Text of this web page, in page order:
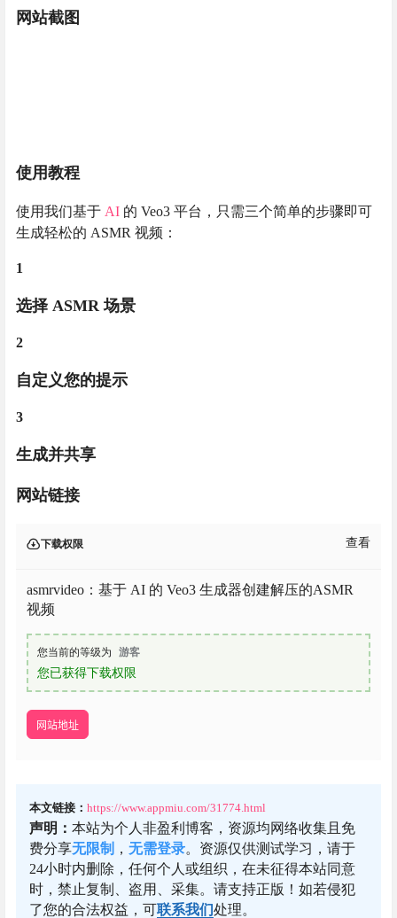
网站截图
使用教程
使用我们基于 AI 的 Veo3 平台，只需三个简单的步骤即可
生成轻松的 ASMR 视频：
1
选择 ASMR 场景
2
自定义您的提示
3
生成并共享
网站链接
下载权限 查看
asmrvideo：基于 AI 的 Veo3 生成器创建解压的ASMR
视频
您当前的等级为 游客
您已获得下载权限
网站地址
本文链接： https://www.appmiu.com/31774.html
声明： 本站为个人非盈利博客，资源均网络收集且免
费分享无限制 ， 无需登录。资源仅供测试学习，请于
24小时内删除，任何个人或组织，在未征得本站同意
时，禁止复制、盗用、采集。请支持正版！如若侵犯
了您的合法权益，可联系我们处理。